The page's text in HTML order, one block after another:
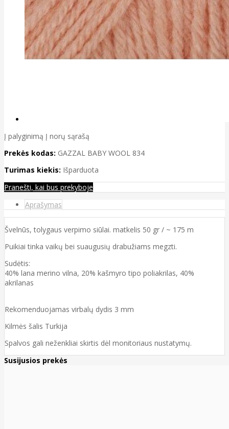
Į palyginimą Į norų sąrašą
Prekės kodas: GAZZAL BABY WOOL 834
Turimas kiekis: Išparduota
Pranešti, kai bus prekyboje
Aprašymas
Švelnūs, tolygaus verpimo siūlai. matkelis 50 gr / ~ 175 m
Puikiai tinka vaikų bei suaugusių drabužiams megzti.
Sudėtis:
40% lana merino vilna, 20% kašmyro tipo poliakrilas, 40%
akrilanas
Rekomenduojamas virbalų dydis 3 mm
Kilmės šalis Turkija
Spalvos gali neženkliai skirtis dėl monitoriaus nustatymų.
Susijusios prekės